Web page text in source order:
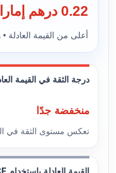
0.22 درهم إماراتي
أعلى من القيمة العادلة •
درجة الثقة في القيمة
منخفضة جدًا
تعكس مستوى الثقة في